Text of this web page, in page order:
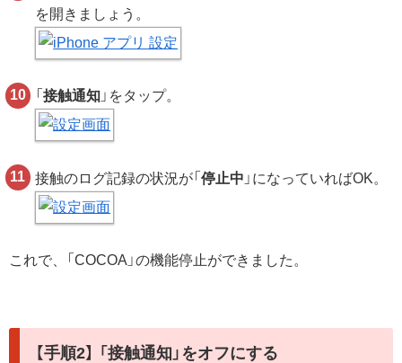
を開きましょう。
「接触通知 」をタップ。
接触のログ記録の状況が「停止中 」になっていればOK。
これで、「COCOA」の機能停止ができました。
【手順2】 「接触通知」をオフにする